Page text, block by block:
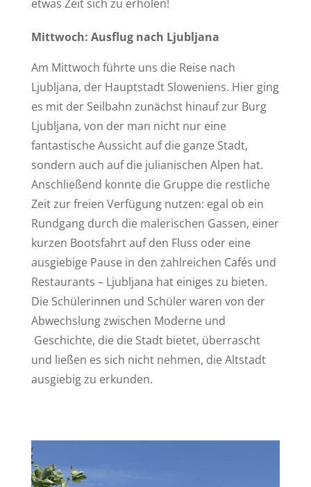
etwas Zeit sich zu erholen!
Mittwoch: Ausflug nach Ljubljana
Am Mittwoch führte uns die Reise nach
Ljubljana, der Hauptstadt Sloweniens. Hier ging
es mit der Seilbahn zunächst hinauf zur Burg
Ljubljana, von der man nicht nur eine
fantastische Aussicht auf die ganze Stadt,
sondern auch auf die julianischen Alpen hat.
Anschließend konnte die Gruppe die restliche
Zeit zur freien Verfügung nutzen: egal ob ein
Rundgang durch die malerischen Gassen, einer
kurzen Bootsfahrt auf den Fluss oder eine
ausgiebige Pause in den zahlreichen Cafés und
Restaurants – Ljubljana hat einiges zu bieten.
Die Schülerinnen und Schüler waren von der
Abwechslung zwischen Moderne und
Geschichte, die die Stadt bietet, überrascht
und ließen es sich nicht nehmen, die Altstadt
ausgiebig zu erkunden.